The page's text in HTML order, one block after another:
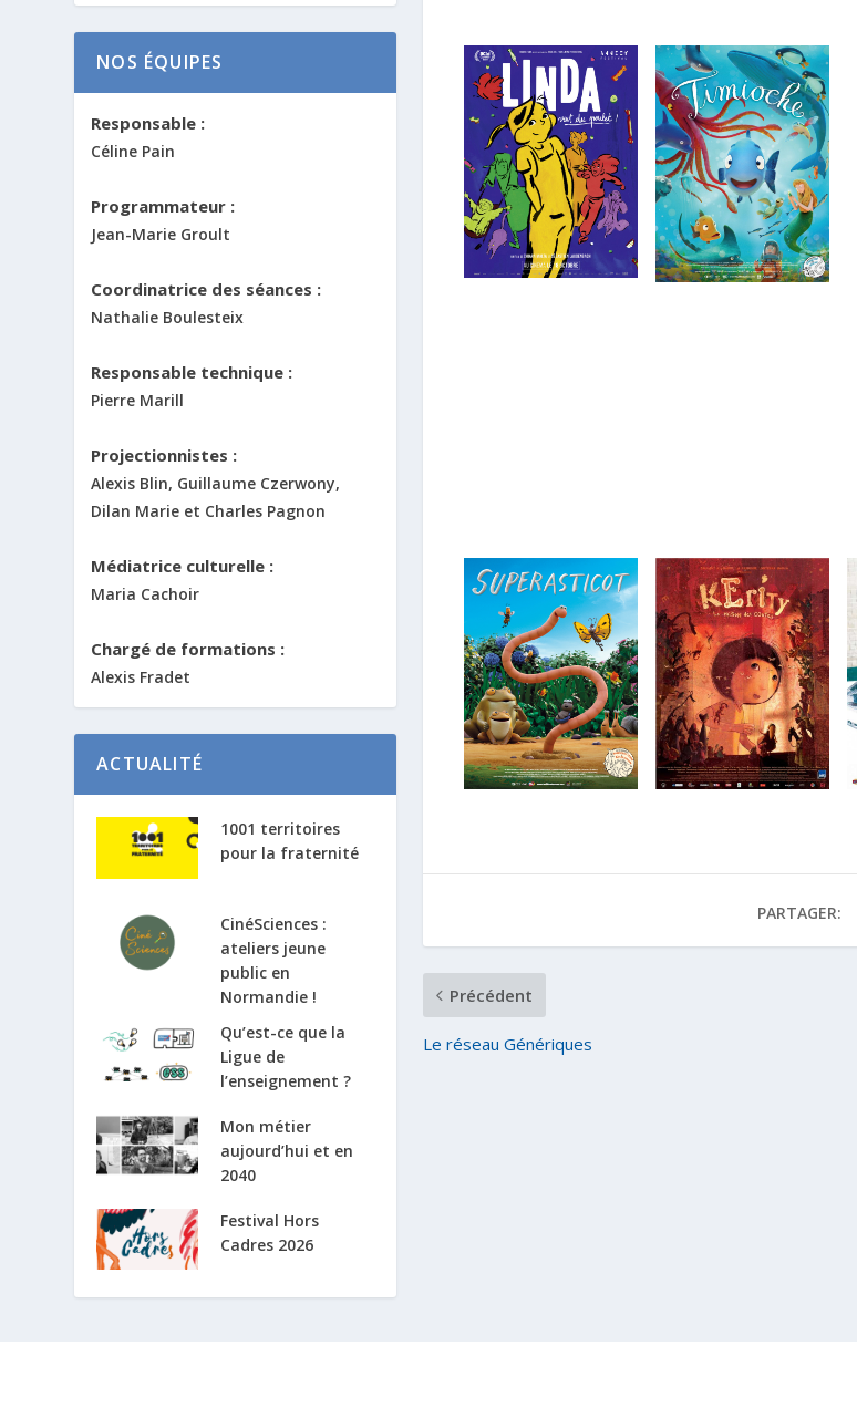
PARTAGER:
Précédent
Le réseau Génériques
NOS ÉQUIPES
Responsable :
Céline Pain
Programmateur :
Jean-Marie Groult
Coordinatrice des séances :
Nathalie Boulesteix
Responsable technique :
Pierre Marill
Projectionnistes :
Alexis Blin, Guillaume Czerwony,
Dilan Marie et Charles Pagnon
Médiatrice culturelle :
Maria Cachoir
Chargé de formations :
Alexis Fradet
ACTUALITÉ
1001 territoires
pour la fraternité
CinéSciences :
ateliers jeune
public en
Normandie !
Qu’est-ce que la
Ligue de
l’enseignement ?
Mon métier
aujourd’hui et en
2040
Festival Hors
Cadres 2026